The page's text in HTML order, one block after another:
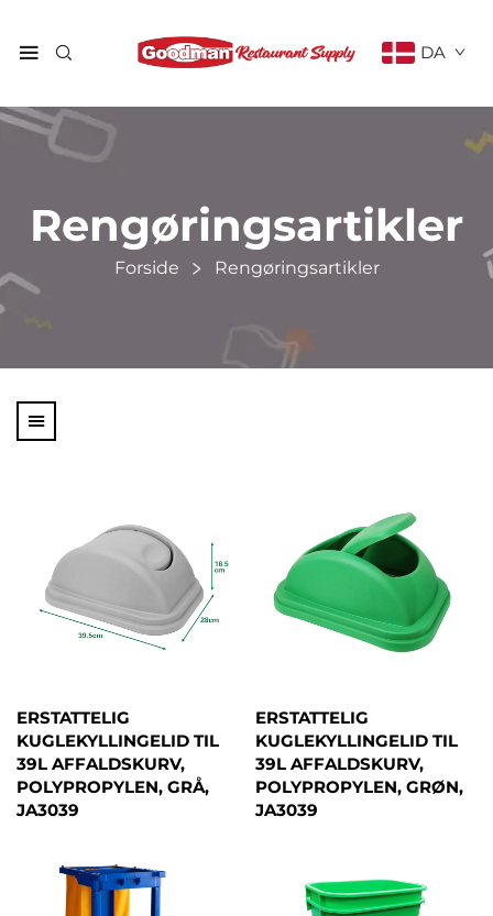
DA
Rengøringsartikler
Forside Rengøringsartikler
ERSTATTELIG
KUGLEKYLLINGELID TIL
39L AFFALDSKURV,
POLYPROPYLEN, GRÅ,
JA3039
ERSTATTELIG
KUGLEKYLLINGELID TIL
39L AFFALDSKURV,
POLYPROPYLEN, GRØN,
JA3039